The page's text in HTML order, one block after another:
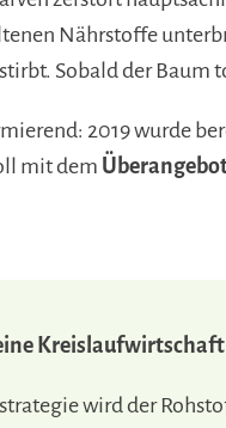
Nährstoffe
Sobald der Baum
2019 wurde
mit dem
wird der